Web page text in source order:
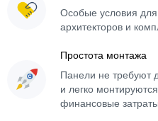
Особые условия
архитекторов и
Простота монтажа
Панели не требуют
и легко
финансовые затраты